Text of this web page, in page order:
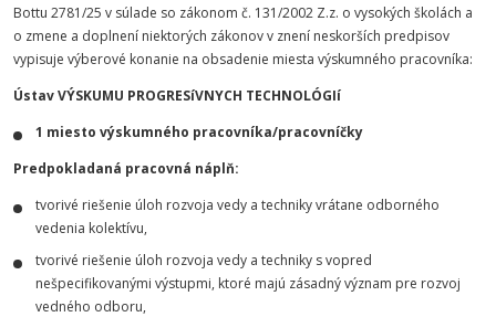
Bottu 2781/25 v súlade so zákonom č. 131/2002 Z.z. o vysokých školách a
o zmene a doplnení niektorých zákonov v znení neskorších predpisov
vypisuje výberové konanie na obsadenie miesta výskumného pracovníka:
Ústav VÝSKUMU PROGRESíVNYCH TECHNOLÓGIí
1 miesto výskumného pracovníka/pracovníčky
Predpokladaná pracovná náplň:
tvorivé riešenie úloh rozvoja vedy a techniky vrátane odborného
vedenia kolektívu,
tvorivé riešenie úloh rozvoja vedy a techniky s vopred
nešpecifikovanými výstupmi, ktoré majú zásadný význam pre rozvoj
vedného odboru,